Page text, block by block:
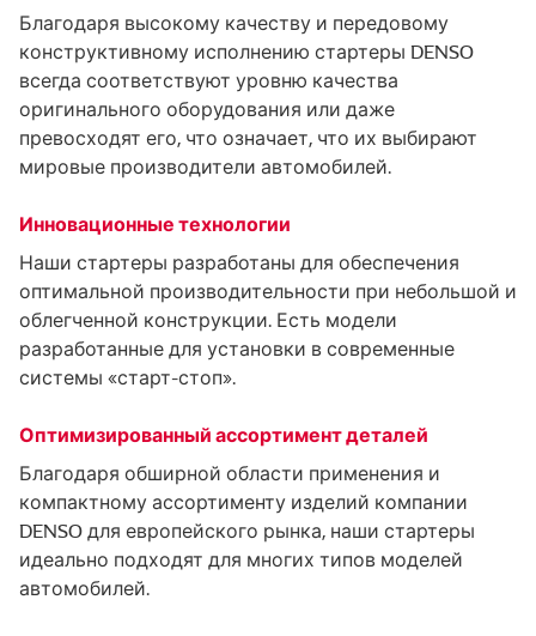
Благодаря высокому качеству и передовому
конструктивному исполнению стартеры DENSO
всегда соответствуют уровню качества
оригинального оборудования или даже
превосходят его, что означает, что их выбирают
мировые производители автомобилей.
Инновационные технологии
Наши стартеры разработаны для обеспечения
оптимальной производительности при небольшой и
облегченной конструкции. Есть модели
разработанные для установки в современные
системы «старт-стоп».
Оптимизированный ассортимент деталей
Благодаря обширной области применения и
компактному ассортименту изделий компании
DENSO для европейского рынка, наши стартеры
идеально подходят для многих типов моделей
автомобилей.